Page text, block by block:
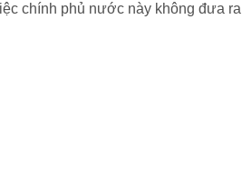
chính phủ nước này không đưa ra